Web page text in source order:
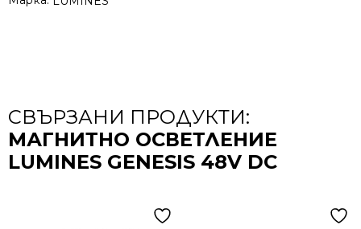
СВЪРЗАНИ ПРОДУКТИ:
МАГНИТНО ОСВЕТЛЕНИЕ
LUMINES GENESIS 48V DC